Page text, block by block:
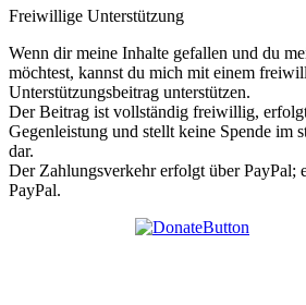
Freiwillige Unterstützung
Wenn dir meine Inhalte gefallen und du
möchtest, kannst du mich mit einem
Unterstützungsbeitrag unterstützen.
Der Beitrag ist vollständig freiwillig,
Gegenleistung und stellt keine Spende im
dar.
Der Zahlungsverkehr erfolgt über PayPal;
PayPal.